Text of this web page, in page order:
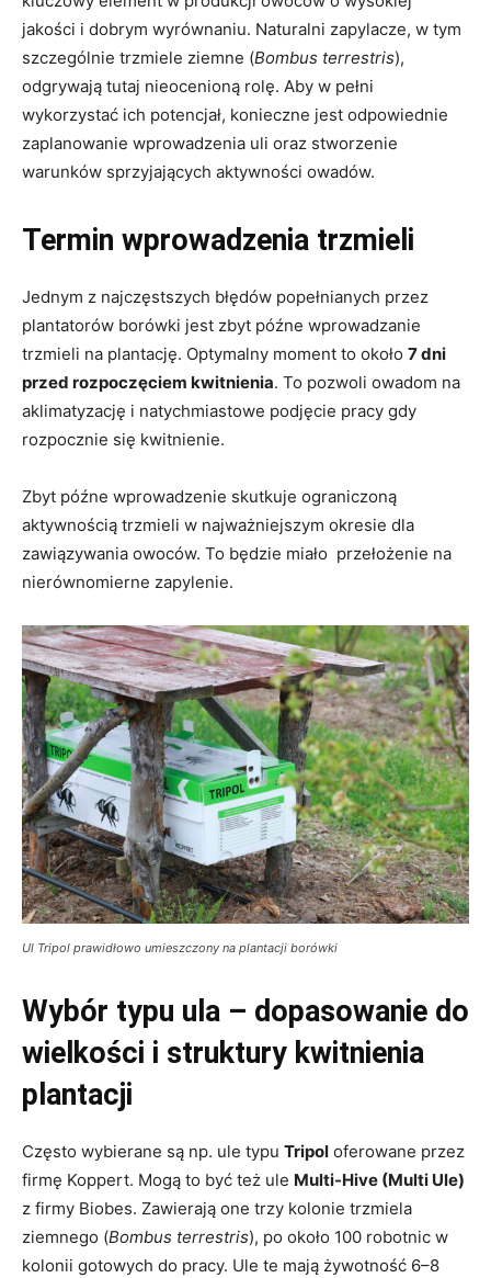
jakości i dobrym wyrównaniu. Naturalni zapylacze, w tym
szczególnie trzmiele ziemne (Bombus terrestris),
odgrywają tutaj nieocenioną rolę. Aby w pełni
wykorzystać ich potencjał, konieczne jest odpowiednie
zaplanowanie wprowadzenia uli oraz stworzenie
warunków sprzyjających aktywności owadów.
Termin wprowadzenia trzmieli
Jednym z najczęstszych błędów popełnianych przez
plantatorów borówki jest zbyt późne wprowadzanie
trzmieli na plantację. Optymalny moment to około 7 dni
przed rozpoczęciem kwitnienia. To pozwoli owadom na
aklimatyzację i natychmiastowe podjęcie pracy gdy
rozpocznie się kwitnienie.
Zbyt późne wprowadzenie skutkuje ograniczoną
aktywnością trzmieli w najważniejszym okresie dla
zawiązywania owoców. To będzie miało przełożenie na
nierównomierne zapylenie.
Ul Tripol prawidłowo umieszczony na plantacji borówki
Wybór typu ula – dopasowanie do
wielkości i struktury kwitnienia
plantacji
Często wybierane są np. ule typu Tripol oferowane przez
firmę Koppert. Mogą to być też ule Multi-Hive (Multi Ule)
z firmy Biobes. Zawierają one trzy kolonie trzmiela
ziemnego (Bombus terrestris), po około 100 robotnic w
kolonii gotowych do pracy. Ule te mają żywotność 6–8